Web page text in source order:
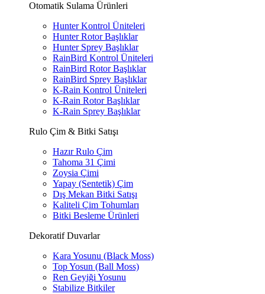
Otomatik Sulama Ürünleri
Hunter Kontrol Üniteleri
Hunter Rotor Başlıklar
Hunter Sprey Başlıklar
RainBird Kontrol Üniteleri
RainBird Rotor Başlıklar
RainBird Sprey Başlıklar
K-Rain Kontrol Üniteleri
K-Rain Rotor Başlıklar
K-Rain Sprey Başlıklar
Rulo Çim & Bitki Satışı
Hazır Rulo Çim
Tahoma 31 Çimi
Zoysia Çimi
Yapay (Sentetik) Çim
Dış Mekan Bitki Satışı
Kaliteli Çim Tohumları
Bitki Besleme Ürünleri
Dekoratif Duvarlar
Kara Yosunu (Black Moss)
Top Yosun (Ball Moss)
Ren Geyiği Yosunu
Stabilize Bitkiler